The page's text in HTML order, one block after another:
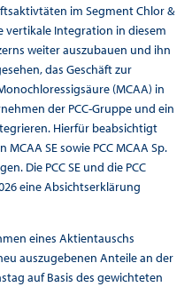
im Segment Chlor &
vertikale Integration in diesem
weiter auszubauen und ihn
das Geschäft zur
(MCAA) in
der PCC-Gruppe und ein
Hierfür beabsichtigt
MCAA SE sowie PCC MCAA Sp.
Die PCC SE und die PCC
eine Absichtserklärung
eines Aktientauschs
auszugebenen Anteile an der
auf Basis des gewichteten